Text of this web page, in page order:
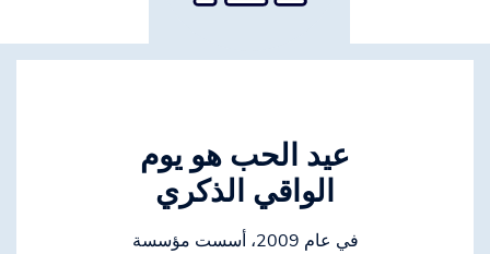
عيد الحب هو يوم
الواقي الذكري
في عام 2009، أسست مؤسسة